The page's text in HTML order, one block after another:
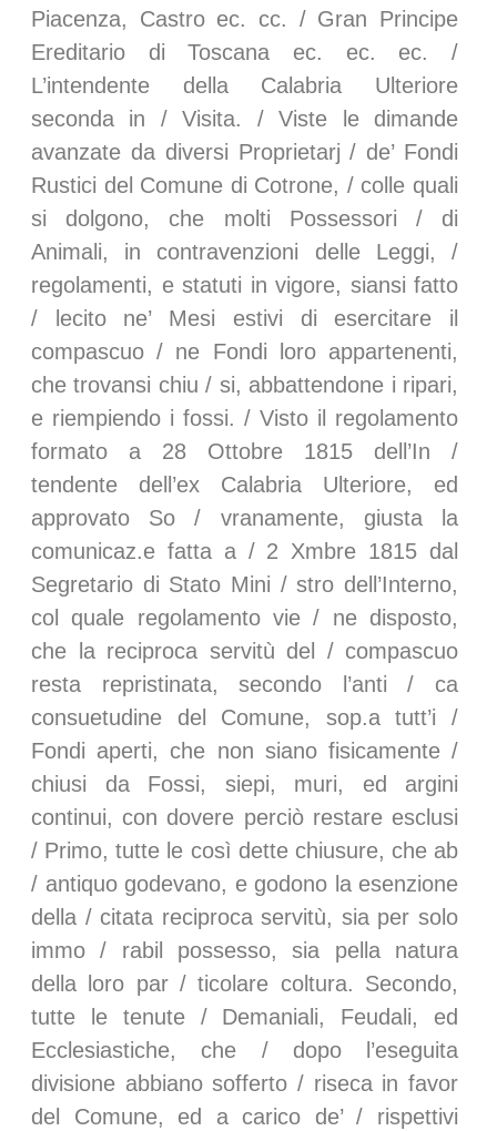
Piacenza, Castro ec. cc. / Gran Principe
Ereditario di Toscana ec. ec. ec. /
L’intendente della Calabria Ulteriore
seconda in / Visita. / Viste le dimande
avanzate da diversi Proprietarj / de’ Fondi
Rustici del Comune di Cotrone, / colle quali
si dolgono, che molti Possessori / di
Animali, in contravenzioni delle Leggi, /
regolamenti, e statuti in vigore, siansi fatto
/ lecito ne’ Mesi estivi di esercitare il
compascuo / ne Fondi loro appartenenti,
che trovansi chiu / si, abbattendone i ripari,
e riempiendo i fossi. / Visto il regolamento
formato a 28 Ottobre 1815 dell’In /
tendente dell’ex Calabria Ulteriore, ed
approvato So / vranamente, giusta la
comunicaz.e fatta a / 2 Xmbre 1815 dal
Segretario di Stato Mini / stro dell’Interno,
col quale regolamento vie / ne disposto,
che la reciproca servitù del / compascuo
resta repristinata, secondo l’anti / ca
consuetudine del Comune, sop.a tutt’i /
Fondi aperti, che non siano fisicamente /
chiusi da Fossi, siepi, muri, ed argini
continui, con dovere perciò restare esclusi
/ Primo, tutte le così dette chiusure, che ab
/ antiquo godevano, e godono la esenzione
della / citata reciproca servitù, sia per solo
immo / rabil possesso, sia pella natura
della loro par / ticolare coltura. Secondo,
tutte le tenute / Demaniali, Feudali, ed
Ecclesiastiche, che / dopo l’eseguita
divisione abbiano sofferto / riseca in favor
del Comune, ed a carico de’ / rispettivi